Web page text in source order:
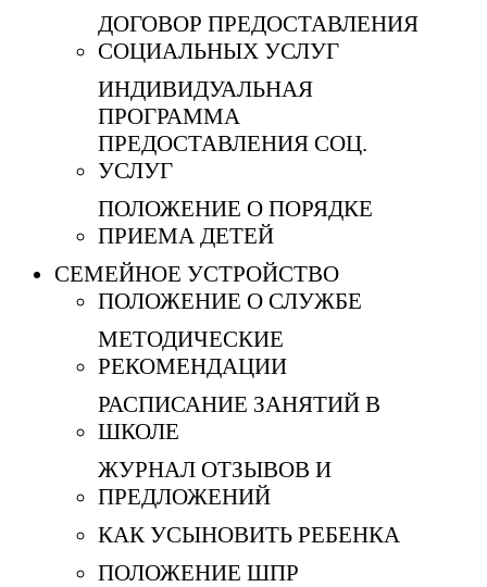
ДОГОВОР ПРЕДОСТАВЛЕНИЯ
СОЦИАЛЬНЫХ УСЛУГ
ИНДИВИДУАЛЬНАЯ
ПРОГРАММА
ПРЕДОСТАВЛЕНИЯ СОЦ.
УСЛУГ
ПОЛОЖЕНИЕ О ПОРЯДКЕ
ПРИЕМА ДЕТЕЙ
СЕМЕЙНОЕ УСТРОЙСТВО
ПОЛОЖЕНИЕ О СЛУЖБЕ
МЕТОДИЧЕСКИЕ
РЕКОМЕНДАЦИИ
РАСПИСАНИЕ ЗАНЯТИЙ В
ШКОЛЕ
ЖУРНАЛ ОТЗЫВОВ И
ПРЕДЛОЖЕНИЙ
КАК УСЫНОВИТЬ РЕБЕНКА
ПОЛОЖЕНИЕ ШПР